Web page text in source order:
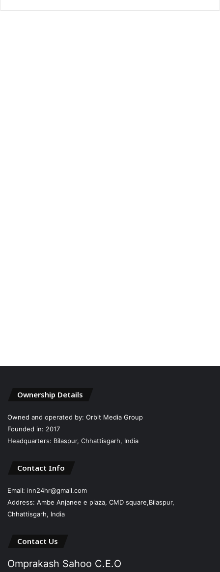
Ownership Details
Owned and operated by: Orbit Media Group
Founded in: 2017
Headquarters: Bilaspur, Chhattisgarh, India
Contact Info
Email: inn24hr@gmail.com
Address: Ambe Anjanee e plaza, CMD square,Bilaspur,
Chhattisgarh, India
Contact Us
Omprakash Sahoo C.E.O